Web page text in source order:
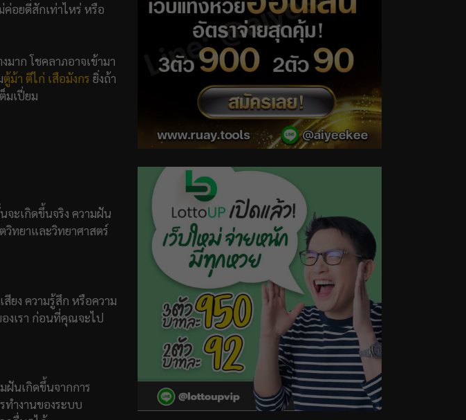
อยดีสักเท่าไหร่ หรือ
มาก โชคลาภอาจเข้ามา
ตู้ม้า ตีไก่ เสือมังกร ยิ่งถ้า
มเปี่ยม
จะเกิดขึ้นจริง ความฝัน
วิทยาและวิทยาศาสตร์
ยง ความรู้สึก หรือความ
องเรา ก่อนที่คุณจะไป
ฝันเกิดขึ้นจากการ
ทำงานของระบบ